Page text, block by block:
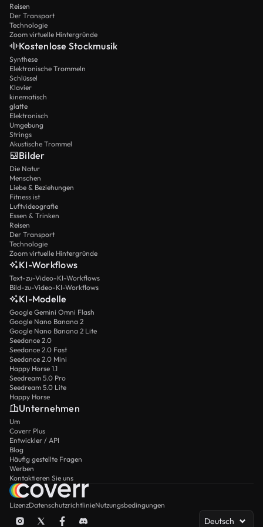
Reisen
Der Transport
Technologie
Zoom virtuelle Hintergründe
Kostenlose Stockmusik
Synthese
Elektronische Trommeln
Schlüssel
Klavier
kinematisch
glatte
Elektronisch
Umgebung
Strings
Akustische Trommel
Bilder
Die Natur
Menschen
Liebe & Beziehungen
Fitness ist
Luftvideografie
Essen & Trinken
Reisen
Der Transport
Technologie
Zoom virtuelle Hintergründe
KI-Workflows
Text-zu-Video-KI-Workflows
Bild-zu-Video-KI-Workflows
KI-Modelle
Google Gemini Omni Flash
Google Nano Banana 2
Google Nano Banana 2 Lite
Seedance 2.0
Seedance 2.0 Fast
Seedance 2.0 Mini
Happy Horse 1.1
Seedream 5.0 Pro
Seedream 5.0 Lite
Happy Horse
Unternehmen
Um
Coverr Plus
Entwickler / API
Blog
Häufig gestellte Fragen
Werben
Kontaktieren Sie uns
LizenzDatenschutzrichtlinieNutzungsbedingungen
Deutsch